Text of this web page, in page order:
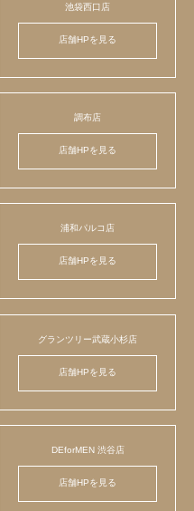
池袋西口店
店舗HPを見る
調布店
店舗HPを見る
浦和パルコ店
店舗HPを見る
グランツリー武蔵小杉店
店舗HPを見る
DEforMEN 渋谷店
店舗HPを見る